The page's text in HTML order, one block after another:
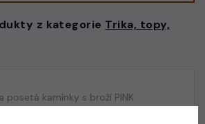
z kategorie Trika, topy,
posetá kamínky s broží PINK